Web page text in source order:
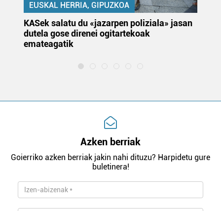
EUSKAL HERRIA, GIPUZKOA
KASek salatu du «jazarpen poliziala» jasan
dutela gose direnei ogitartekoak
emateagatik
Azken berriak
Goierriko azken berriak jakin nahi dituzu? Harpidetu gure
buletinera!